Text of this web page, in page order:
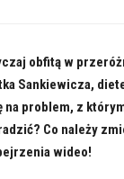
obfitą w
Sankiewicza,
na problem, z
Co należy
wideo!